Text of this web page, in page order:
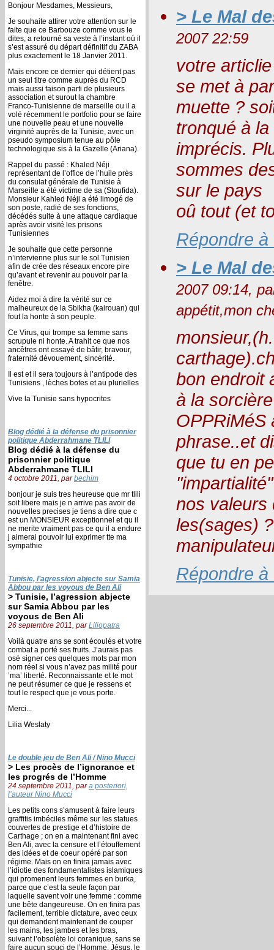
Bonjour Mesdames, Messieurs,
Je souhaite attirer votre attention sur le
faite que ce Barbouze comme vous le
dites, a retourné sa veste à l’instant où il
s’est assuré du départ définitif du ZABA
plus exactement le 18 Janvier 2011.
Mais encore ce dernier qui détient pas
un seul titre comme auprès du RCD
mais aussi faison parti de plusieurs
association et surout la chambre
Franco-Tunisienne de marseille ou il a
volé récemment le portfolio pour se faire
une nouvelle peau et une nouvelle
virginité auprès de la Tunisie, avec un
pseudo symposium tenue au pôle
technologique sis à la Gazelle (Ariana).
Rappel du passé : Khaled Néji
représentant de l’office de l’huile près
du consulat générale de Tunisie à
Marseille a été victime de sa (Stoufida).
Monsieur Kahled Néji a été limogé de
son poste, radié de ses fonctions,
décédés suite à une attaque cardiaque
après avoir visité les prisons
Tunisiennes
Je souhaite que cette personne
n’intervienne plus sur le sol Tunisien
afin de crée des réseaux encore pire
qu’avant et revenir au pouvoir par la
fenêtre.
Aidez moi à dire la vérité sur ce
malheureux de la Sbikha (kairouan) qui
fout la honte à son peuple.
Ce Virus, qui trompe sa femme sans
scrupule ni honte. A trahit ce que nos
ancêtres ont essayé de bâtir, bravour,
fraternité dévouement, sincérité.
Il est et il sera toujours à l’antipode des
Tunisiens , lèches botes et au plurielles
Vive la Tunisie sans hypocrites
Blog dédié à la défense du prisonnier
politique Abderrahmane TLILI
Blog dédié à la défense du
prisonnier politique
Abderrahmane TLILI
4 octobre 2011, parbechim
bonjour je suis tres heureuse que mr tlili
soit libere mais je n arrive pas avoir de
nouvelles precises je tiens a dire que c
est un MONSIEUR exceptionnel et qu il
ne merite vraiment pas ce qu il a endure
j aimerai pouvoir lui exprimer tte ma
sympathie
Tunisie, l’agression abjecte sur Samia
Abbou par les voyous de Ben Ali
> Tunisie, l’agression abjecte
sur Samia Abbou par les
voyous de Ben Ali
26 septembre 2011, parLiliopatra
Voilà quatre ans se sont écoulés et votre
combat a porté ses fruits. J’aurais pas
osé signer ces quelques mots par mon
nom réel si vous n’avez pas milité pour
’ma’ liberté. Reconnaissante et le mot
ne peut résumer ce que je ressens et
tout le respect que je vous porte.
Merci...
Lilia Weslaty
Le double jeu de Ben Ali / Nino Mucci
> Les procès de l’ignorance et
les progrés de l’Homme
24 septembre 2011, para posteriori,
l’auteur Nino Mucci
Les petits cons s’amusent à faire leurs
graffitis imbéciles même sur les statues
couvertes de prestige et d’histoire de
Carthage ; on en a maintenant fini avec
Ben Ali, avec la censure et l’étouffement
des idées et de coeur opéré par son
régime. Mais on en finira jamais avec
l’idiotie des fondamentalistes islamiques
qui promenent leurs femmes en burka,
parce que c’est la seule façon par
laquelle savent voir une femme : comme
une bête dangeureuse. On en finira pas
facilement, terrible dictature, avec ceux
qui demandent maintenant de couper
les mains, les jambes et les bras,
suivant l’obsolète loi coranique, sans se
faire aucun souci de l’Homme. Jésus, le
> Le Mal
2007 22:59
votre
se met à
muette ?
tronqué à
imprécis.
sommes
sur le pays
oû tout (et
Répondre
> Le Mal
2007 09:14,
appétit,mon
bon endroit
à la
OPPRiMéS
phrase..et
que tu en
nos valeurs
les(sages)
Répondre